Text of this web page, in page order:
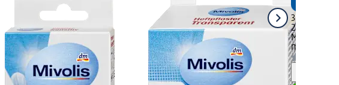
3,95 zł
20 szt.
Mivolis
medyczny